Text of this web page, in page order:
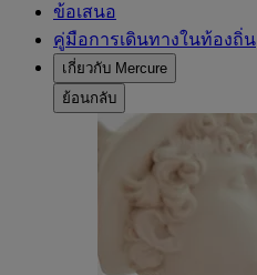
ข้อเสนอ
คู่มือการเดินทางในท้องถิ่น
เกี่ยวกับ Mercure
ย้อนกลับ